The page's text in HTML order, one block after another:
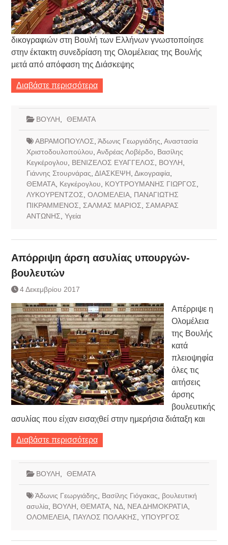
δικογραφιών στη Βουλή των Ελλήνων γνωστοποίησε
στην έκτακτη συνεδρίαση της Ολομέλειας της Βουλής
μετά από απόφαση της Διάσκεψης
Διαβάστε περισσότερα
ΒΟΥΛΗ ΘΕΜΑΤΑ
ΑΒΡΑΜΟΠΟΥΛΟΣ Άδωνις Γεωργιάδης Αναστασία
Χριστοδουλοπούλου Ανδρέας Λοβέρδο
Βασίλης
Κεγκέρογλου
ΒΕΝΙΖΕΛΟΣ ΕΥΑΓΓΕΛΟΣ ΒΟΥΛΗ
Γιάννης Στουρνάρας ΔΙΑΣΚΕΨΗ Δικογραφία,
ΘΕΜΑΤΑ, Κεγκέρογλου ΚΟΥΤΡΟΥΜΑΝΗΣ ΓΙΩΡΓΟΣ
ΛΥΚΟΥΡΕΝΤΖΟΣ ΟΛΟΜΕΛΕΙΑ, ΠΑΝΑΓΙΩΤΗΣ
ΠΙΚΡΑΜΜΕΝΟΣ
ΣΑΛΜΑΣ ΜΑΡΙΟΣ
ΣΑΜΑΡΑΣ
ΑΝΤΩΝΗΣ Υγεία
Απόρριψη άρση ασυλίας υπουργών-
βουλευτών
4 Δεκεμβρίου 2017
Απέρριψε η
Ολομέλεια
της Βουλής
κατά
πλειοψηφία
όλες τις
αιτήσεις
άρσης
βουλευτικής
ασυλίας που είχαν εισαχθεί στην ημερήσια διάταξη και
Διαβάστε περισσότερα
ΒΟΥΛΗ ΘΕΜΑΤΑ
Άδωνις Γεωργιάδης Βασίλης Γιόγακας
βουλευτική
ασυλία, ΒΟΥΛΗ ΘΕΜΑΤΑ, ΝΔ, ΝΕΑ ΔΗΜΟΚΡΑΤΙΑ,
ΟΛΟΜΕΛΕΙΑ, ΠΑΥΛΟΣ ΠΟΛΑΚΗΣ ΥΠΟΥΡΓΟΣ